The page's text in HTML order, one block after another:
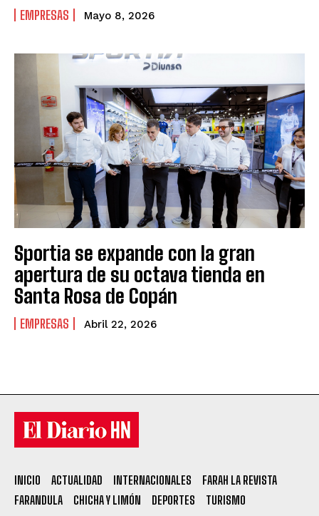
EMPRESAS Mayo 8, 2026
Sportia se expande con la gran
apertura de su octava tienda en
Santa Rosa de Copán
EMPRESAS Abril 22, 2026
INICIO ACTUALIDAD INTERNACIONALES
FARAH LA REVISTA
FARANDULA
CHICHA Y LIMÓN DEPORTES TURISMO